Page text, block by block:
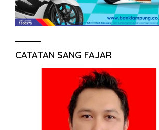
CATATAN SANG FAJAR